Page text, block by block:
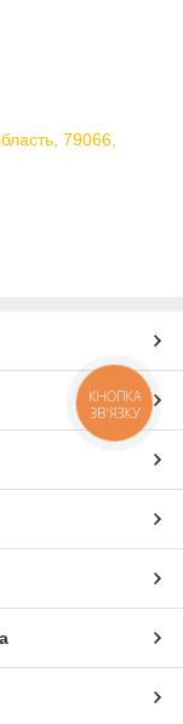
79066,
КНОПКА
ЗВ'ЯЗКУ